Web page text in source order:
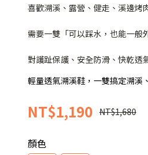
喜歡溯溪、露營、健走、溪邊烤
需要一雙「可以踩水，也能一般
對護趾保護、安全防滑、快乾透
輕量透氣溯溪鞋，一雙搞定溯溪
NT$1,190 NT$1,680
顏色